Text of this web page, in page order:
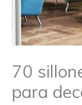
70
para